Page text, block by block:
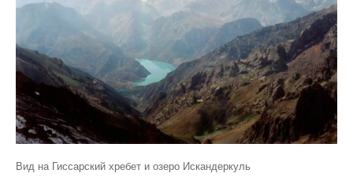
Вид на Гиссарский хребет и озеро Искандеркуль